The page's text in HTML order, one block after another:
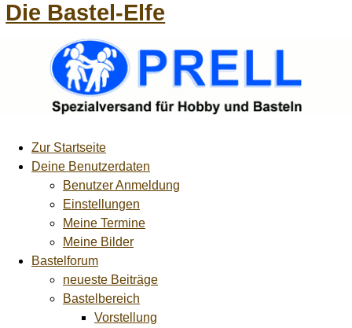
Die Bastel-Elfe
Zur Startseite
Deine Benutzerdaten
Benutzer Anmeldung
Einstellungen
Meine Termine
Meine Bilder
Bastelforum
neueste Beiträge
Bastelbereich
Vorstellung